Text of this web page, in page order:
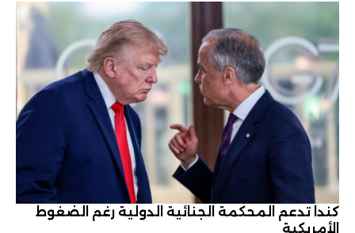
كندا تدعم المحكمة الجنائية الدولية رغم الضغوط
الأمريكية